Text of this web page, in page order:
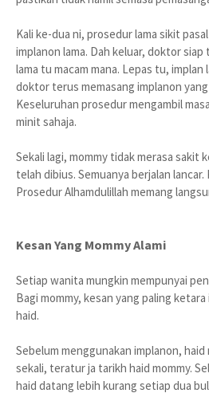
Kali ke-dua ni, prosedur lama sikit
implanon lama. Dah keluar, doktor
lama tu macam mana. Lepas tu, implan
doktor terus memasang implanon
Keseluruhan prosedur mengambil
minit sahaja.
Sekali lagi, mommy tidak merasa sakit
telah dibius. Semuanya berjalan lancar.
Prosedur Alhamdulillah memang
Kesan Yang Mommy Alami
Setiap wanita mungkin mempunyai
Bagi mommy, kesan yang paling
haid.
Sebelum menggunakan implanon,
sekali, teratur ja tarikh haid mommy.
haid datang lebih kurang setiap dua